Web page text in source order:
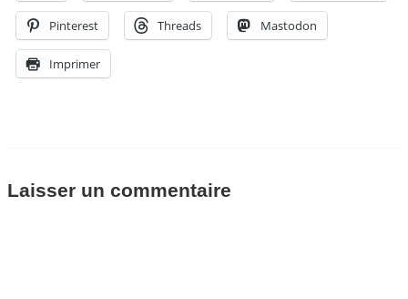
Pinterest Threads Mastodon
Imprimer
Laisser un commentaire